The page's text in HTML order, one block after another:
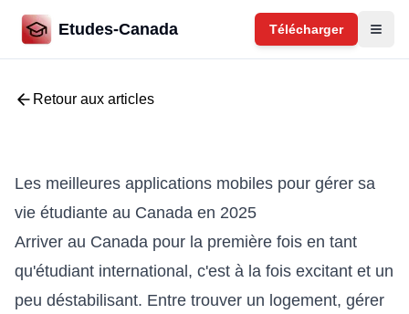
Etudes-Canada Télécharger
Retour aux articles
Les meilleures applications mobiles pour gérer sa
vie étudiante au Canada en 2025
Arriver au Canada pour la première fois en tant
qu'étudiant international, c'est à la fois excitant et un
peu déstabilisant. Entre trouver un logement, gérer